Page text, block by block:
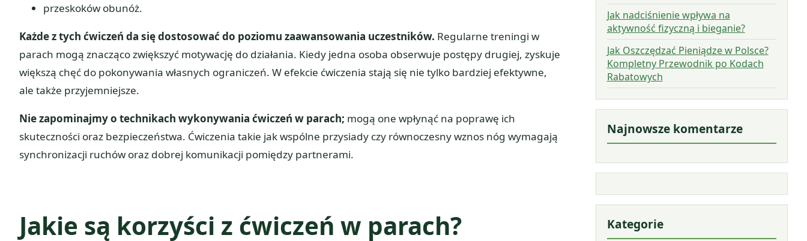
przeskoków obunóż.
Każde z tych ćwiczeń da się dostosować do poziomu zaawansowania uczestników. Regularne treningi w
parach mogą znacząco zwiększyć motywację do działania. Kiedy jedna osoba obserwuje postępy drugiej, zyskuje
większą chęć do pokonywania własnych ograniczeń. W efekcie ćwiczenia stają się nie tylko bardziej efektywne,
ale także przyjemniejsze.
Nie zapominajmy o technikach wykonywania ćwiczeń w parach; mogą one wpłynąć na poprawę ich
skuteczności oraz bezpieczeństwa. Ćwiczenia takie jak wspólne przysiady czy równoczesny wznos nóg wymagają
synchronizacji ruchów oraz dobrej komunikacji pomiędzy partnerami.
Jakie są korzyści z ćwiczeń w parach?
Jak nadciśnienie wpływa na
aktywność fizyczną i bieganie?
Jak Oszczędzać Pieniądze w Polsce?
Kompletny Przewodnik po Kodach
Rabatowych
Najnowsze komentarze
Kategorie